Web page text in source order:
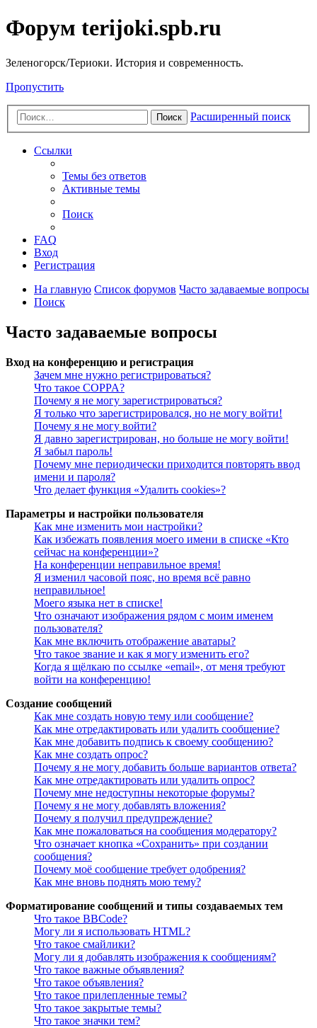
Форум terijoki.spb.ru
Зеленогорск/Териоки. История и современность.
Пропустить
Поиск Расширенный поиск
Ссылки
Темы без ответов
Активные темы
Поиск
FAQ
Вход
Регистрация
На главную Список форумов Часто задаваемые вопросы
Поиск
Часто задаваемые вопросы
Вход на конференцию и регистрация
Зачем мне нужно регистрироваться?
Что такое COPPA?
Почему я не могу зарегистрироваться?
Я только что зарегистрировался, но не могу войти!
Почему я не могу войти?
Я давно зарегистрирован, но больше не могу войти!
Я забыл пароль!
Почему мне периодически приходится повторять ввод
имени и пароля?
Что делает функция «Удалить cookies»?
Параметры и настройки пользователя
Как мне изменить мои настройки?
Как избежать появления моего имени в списке «Кто
сейчас на конференции»?
На конференции неправильное время!
Я изменил часовой пояс, но время всё равно
неправильное!
Моего языка нет в списке!
Что означают изображения рядом с моим именем
пользователя?
Как мне включить отображение аватары?
Что такое звание и как я могу изменить его?
Когда я щёлкаю по ссылке «email», от меня требуют
войти на конференцию!
Создание сообщений
Как мне создать новую тему или сообщение?
Как мне отредактировать или удалить сообщение?
Как мне добавить подпись к своему сообщению?
Как мне создать опрос?
Почему я не могу добавить больше вариантов ответа?
Как мне отредактировать или удалить опрос?
Почему мне недоступны некоторые форумы?
Почему я не могу добавлять вложения?
Почему я получил предупреждение?
Как мне пожаловаться на сообщения модератору?
Что означает кнопка «Сохранить» при создании
сообщения?
Почему моё сообщение требует одобрения?
Как мне вновь поднять мою тему?
Форматирование сообщений и типы создаваемых тем
Что такое BBCode?
Могу ли я использовать HTML?
Что такое смайлики?
Могу ли я добавлять изображения к сообщениям?
Что такое важные объявления?
Что такое объявления?
Что такое прилепленные темы?
Что такое закрытые темы?
Что такое значки тем?